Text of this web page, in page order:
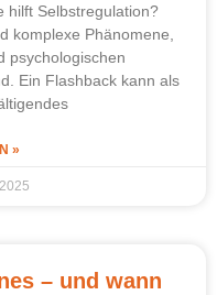
hilft Selbstregulation?
komplexe Phänomene,
psychologischen
Ein Flashback kann als
»
– und wann